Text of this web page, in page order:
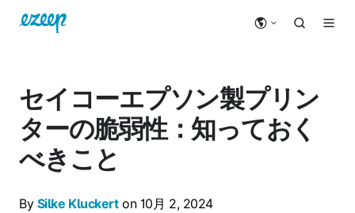
セイコーエプソン製プリン
ターの脆弱性：知っておく
べきこと
By Silke Kluckerton 10月 2, 2024